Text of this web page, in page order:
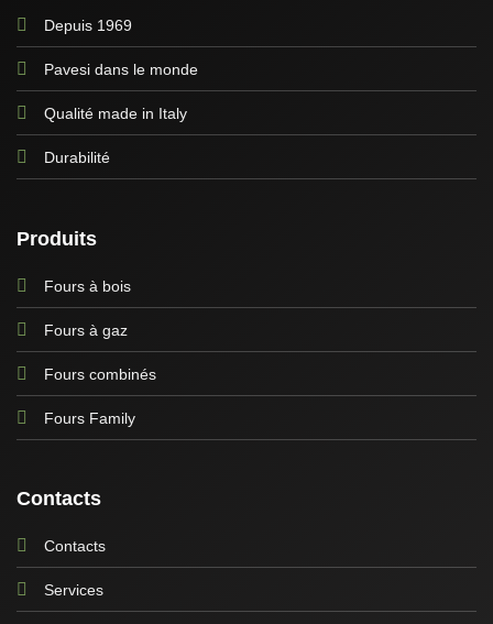
Depuis 1969
Pavesi dans le monde
Qualité made in Italy
Durabilité
Produits
Fours à bois
Fours à gaz
Fours combinés
Fours Family
Contacts
Contacts
Services